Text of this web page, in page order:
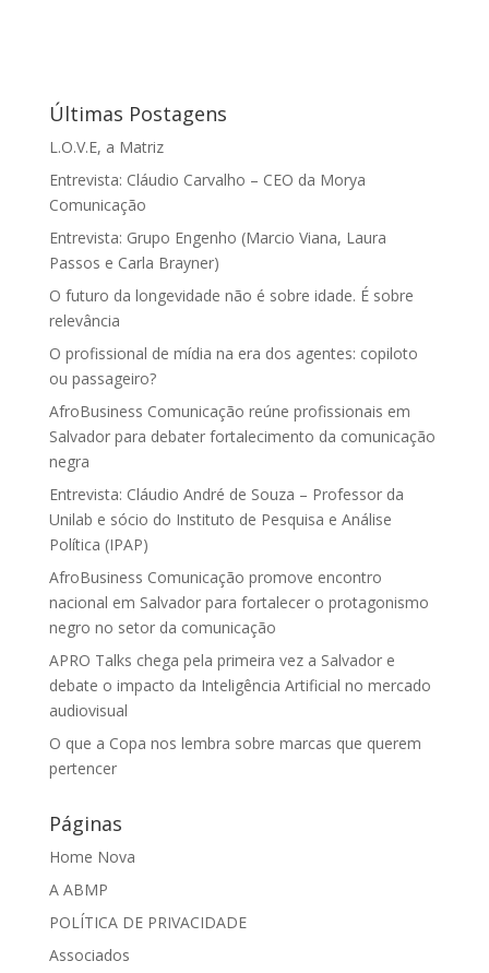
Últimas Postagens
L.O.V.E, a Matriz
Entrevista: Cláudio Carvalho – CEO da Morya
Comunicação
Entrevista: Grupo Engenho (Marcio Viana, Laura
Passos e Carla Brayner)
O futuro da longevidade não é sobre idade. É sobre
relevância
O profissional de mídia na era dos agentes: copiloto
ou passageiro?
AfroBusiness Comunicação reúne profissionais em
Salvador para debater fortalecimento da comunicação
negra
Entrevista: Cláudio André de Souza – Professor da
Unilab e sócio do Instituto de Pesquisa e Análise
Política (IPAP)
AfroBusiness Comunicação promove encontro
nacional em Salvador para fortalecer o protagonismo
negro no setor da comunicação
APRO Talks chega pela primeira vez a Salvador e
debate o impacto da Inteligência Artificial no mercado
audiovisual
O que a Copa nos lembra sobre marcas que querem
pertencer
Páginas
Home Nova
A ABMP
POLÍTICA DE PRIVACIDADE
Associados